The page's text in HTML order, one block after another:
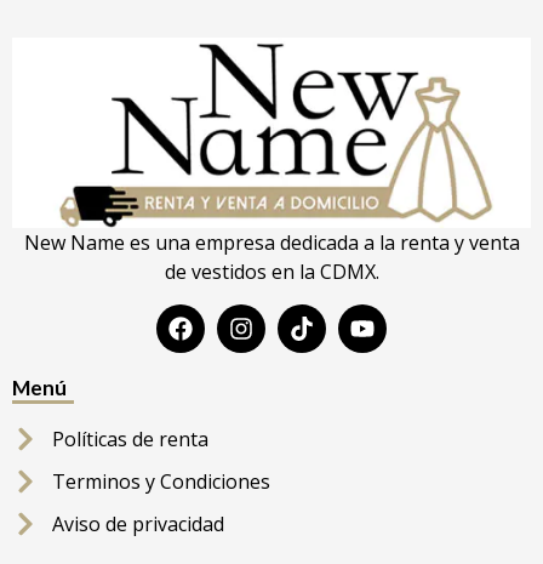
New Name es una empresa dedicada a la renta y venta
de vestidos en la CDMX.
Menú
Políticas de renta
Terminos y Condiciones
Aviso de privacidad